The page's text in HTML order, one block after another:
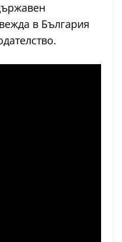
в България